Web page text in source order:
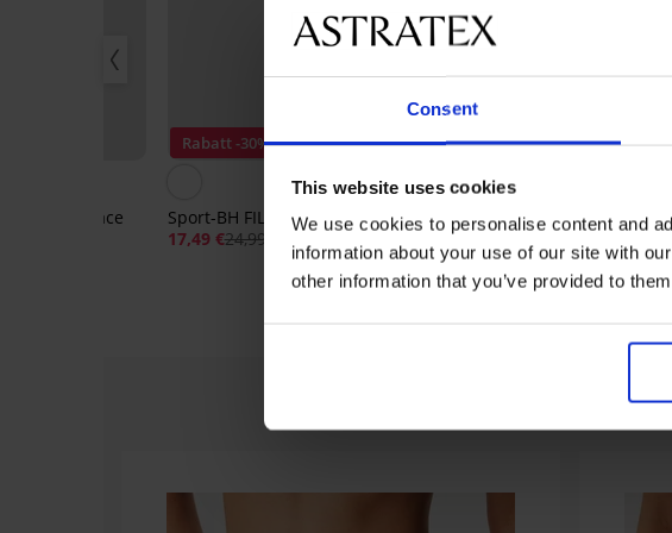
Consent
This website uses cookies
We use cookies to personalise content and
information about your use of our site with
other information that you’ve provided to
Everyday Lace
Rabatt -30%
Sport-BH FILA Nola
17,49 €24,99 €
-20% BRA20
BH Lily unwattiert ohne
Bügel
22,99 €
18,39 € Code: BRA20